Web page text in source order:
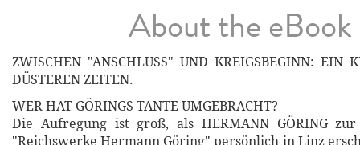
About the eBook
ZWISCHEN "ANSCHLUSS" UND KREIGSBEGINN: EIN
DÜSTEREN ZEITEN.
WER HAT GÖRINGS TANTE UMGEBRACHT?
Die Aufregung ist groß, als HERMANN GÖRING
"Reichswerke Hermann Göring" persönlich in Linz